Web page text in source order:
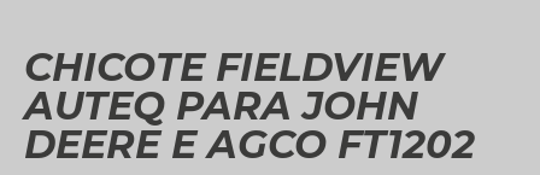
CHICOTE FIELDVIEW
AUTEQ PARA JOHN
DEERE E AGCO FT1202